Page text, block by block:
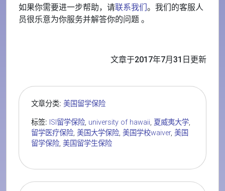
如果你需要进一步帮助，请联系我们。我们的客服人
员很乐意为你服务并解答你的问题 。
文章于2017年7月31日更新
文章分类: 美国留学保险
标签: ISI留学保险, university of hawaii, 夏威夷大学,
留学医疗保险, 美国大学保险, 美国学校waiver, 美国
留学保险, 美国留学生保险